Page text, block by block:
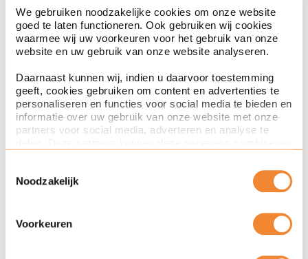
We gebruiken noodzakelijke cookies om onze website
goed te laten functioneren. Ook gebruiken wij cookies
waarmee wij uw voorkeuren voor het gebruik van onze
website en uw gebruik van onze website analyseren.
Daarnaast kunnen wij, indien u daarvoor toestemming
geeft, cookies gebruiken om content en advertenties te
personaliseren en functies voor social media te bieden en
informatie over uw gebruik van onze website met onze
partners voor social media, adverteren en analyse te
ze hebben verzameld op basis van uw gebruik van hun
services. Met de schuifknoppen in deze cookiebanner
kunt u aangeven of u bezwaar heeft tegen de inzet van
van bepaalde cookies. Toestemming kunt u altijd weer
Noodzakelijk
Voorkeuren
Nog een aantal andere belangrijketo
do’s
Allereerst is het raadzaam om uw
privacyverklaringte controleren op dit
punt. Wij zien veel privacyverklaringen
waarin staat dat betrokkenen bij het
doen van een beroep op hun rechten
een kopie van een identiteitsbewijs mee
dienen te sturen. Is dit het geval, dan
dient de tekst te worden aangepast.